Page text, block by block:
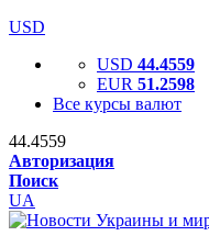
USD
USD 44.4559
EUR 51.2598
Все курсы валют
44.4559
Авторизация
Поиск
UA